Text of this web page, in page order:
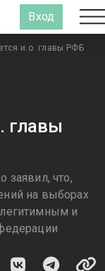
Вход
и.о. главы РФБ
главы
заявил, что,
на выборах
и